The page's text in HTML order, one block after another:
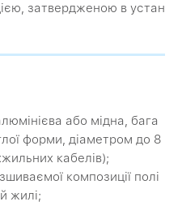
затвердженою в устан
або мідна, бага
форми, діаметром до 8
кабелів);
композиції полі
жилі;